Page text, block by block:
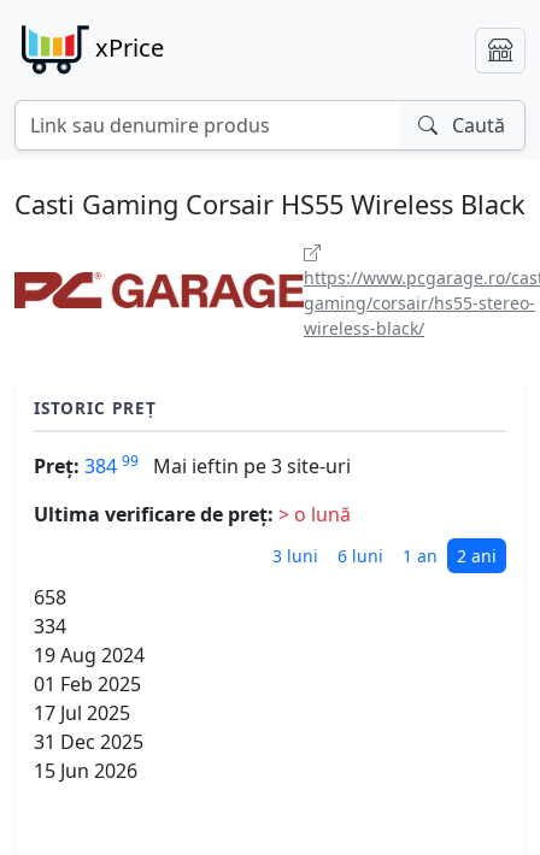
xPrice
Caută
Casti Gaming Corsair HS55 Wireless Black
https://www.pcgarage.ro/
gaming/corsair/hs55-stereo-
wireless-black/
ISTORIC PREȚ
Preț: 384 99
Mai ieftin pe 3 site-uri
Ultima verificare de preț: > o lună
3 luni 6 luni 1 an 2 ani
658
334
19 Aug 2024
01 Feb 2025
17 Jul 2025
31 Dec 2025
15 Jun 2026